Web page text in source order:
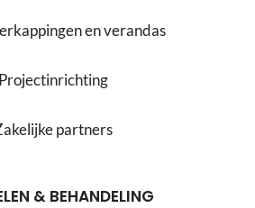
en verandas
Projectinrichting
partners
& BEHANDELING